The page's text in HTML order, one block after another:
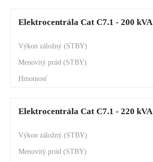
Elektrocentrála Cat C7.1 - 200 kVA
Elektrocentrála Cat C7.1 - 220 kVA